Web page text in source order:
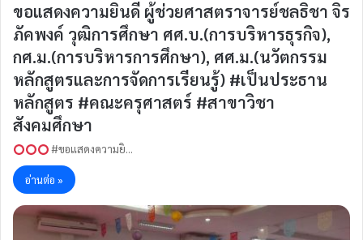
ขอแสดงความยินดี ผู้ช่วยศาสตราจารย์ชลธิชา จิร
ภัคพงค์ วุฒิการศึกษา ศศ.บ.(การบริหารธุรกิจ),
กศ.ม.(การบริหารการศึกษา), ศศ.ม.(นวัตกรรม
หลักสูตรและการจัดการเรียนรู้) #เป็นประธาน
หลักสูตร #คณะครุศาสตร์ #สาขาวิชา
สังคมศึกษา
#ขอแสดงความยิ…
อ่านต่อ »